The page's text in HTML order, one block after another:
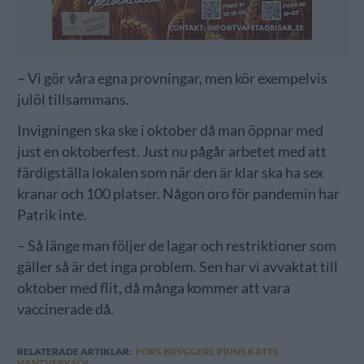
– Vi gör våra egna provningar, men kör exempelvis
julöl tillsammans.
Invigningen ska ske i oktober då man öppnar med
just en oktoberfest. Just nu pågår arbetet med att
färdigställa lokalen som när den är klar ska ha sex
kranar och 100 platser. Någon oro för pandemin har
Patrik inte.
– Så länge man följer de lagar och restriktioner som
gäller så är det inga problem. Sen har vi avvaktat till
oktober med flit, då många kommer att vara
vaccinerade då.
RELATERADE ARTIKLAR: FORS BRYGGERI, PRINS KATTS